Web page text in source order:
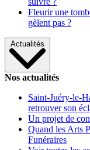
Fleurir une
gèlent pas ?
Actualités
Nos actualités
Saint-Juéry-le-
retrouver son
Un projet de
Quand les Arts
Funéraires